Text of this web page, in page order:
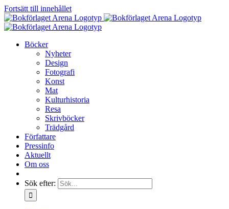
Fortsätt till innehållet
Böcker
Nyheter
Design
Fotografi
Konst
Mat
Kulturhistoria
Resa
Skrivböcker
Trädgård
Författare
Pressinfo
Aktuellt
Om oss
Sök efter: